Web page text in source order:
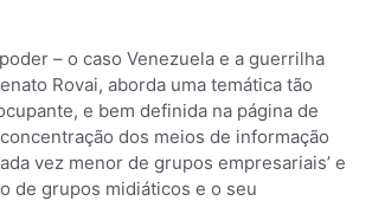
– o caso Venezuela e a guerrilha
Rovai, aborda uma temática tão
e bem definida na página de
dos meios de informação
vez menor de grupos empresariais’ e
de grupos midiáticos e o seu